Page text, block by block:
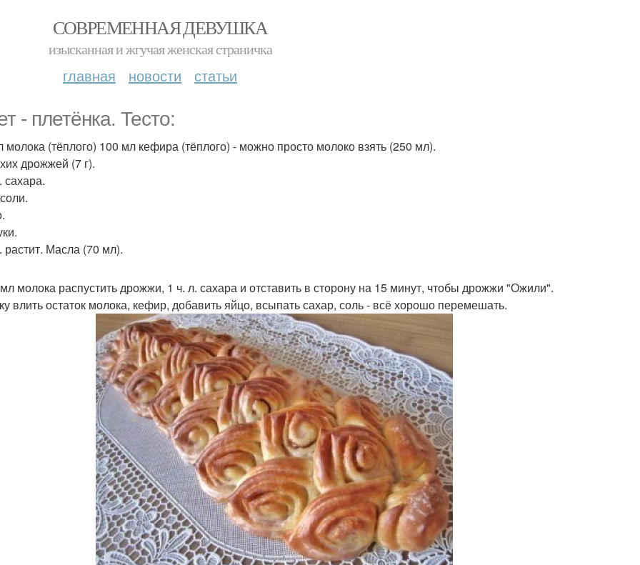
СОВРЕМЕННАЯ ДЕВУШКА
изысканная и жгучая женская страничка
главная новости статьи
- плетёнка. Тесто:
молока (тёплого) 100 мл кефира (тёплого) - можно просто молоко взять (250 мл).
дрожжей (7 г).
сахара.
растит. Масла (70 мл).
молока распустить дрожжи, 1 ч. л. сахара и отставить в сторону на 15 минут, чтобы дрожжи "Ожили".
влить остаток молока, кефир, добавить яйцо, всыпать сахар, соль - всё хорошо перемешать.